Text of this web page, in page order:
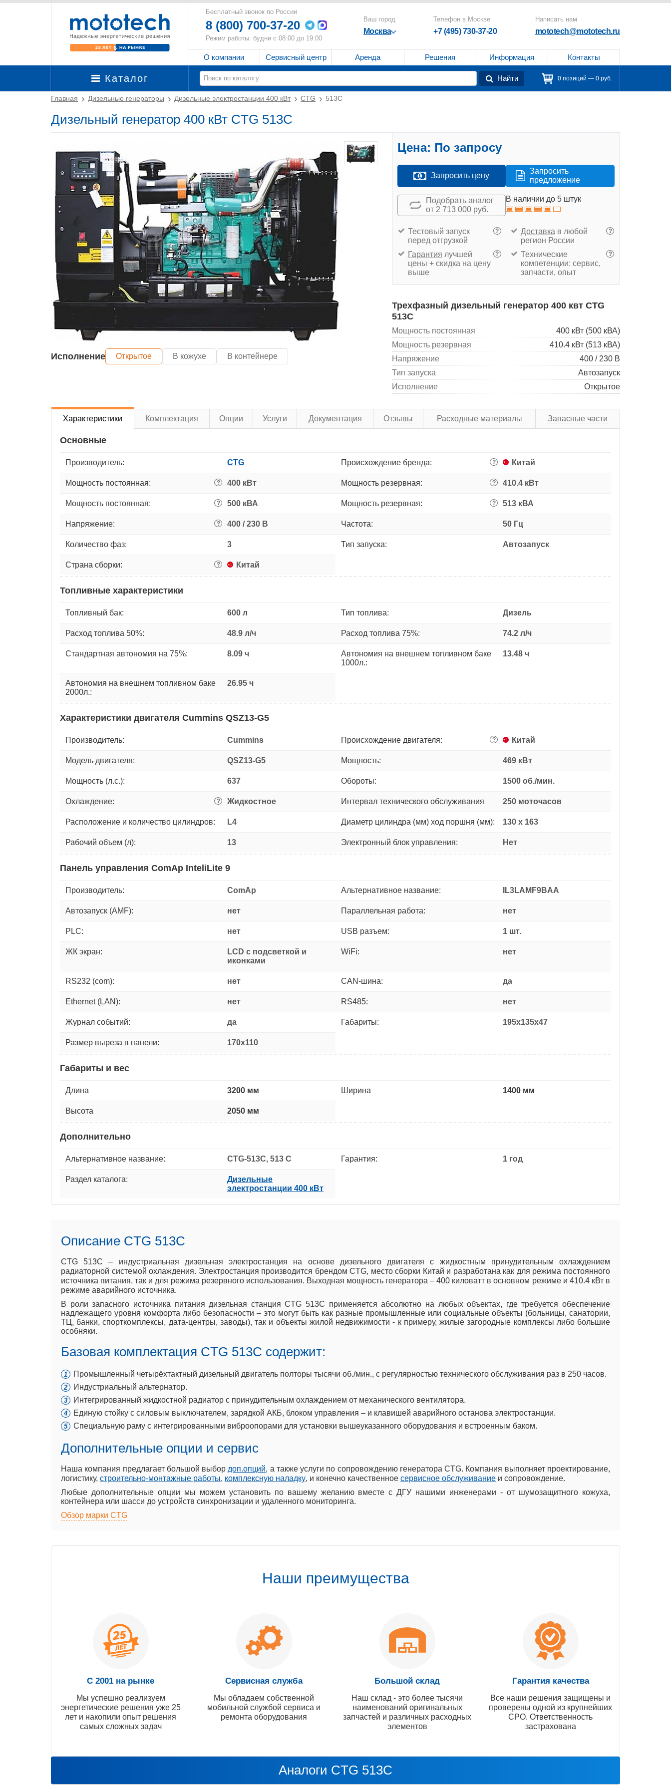
Бесплатный звонок по России
8 (800) 700-37-20
Режим работы: будни с 08:00 до 19:00
Ваш город
Москва
Телефон в Москве
+7 (495) 730-37-20
Написать нам
mototech@mototech.ru
О компании Сервисный центр Аренда Решения Информация Контакты
Каталог Найти 0 позиций — 0 руб.
Главная Дизельные генераторы Дизельные электростанции 400 кВт CTG 513C
Дизельный генератор 400 кВт CTG 513C
Исполнение Открытое В кожухе В контейнере
Цена: По запросу
Запросить цену
Запросить
предложение
Подобрать аналог
от 2 713 000 руб.
В наличии до 5 штук
?
Тестовый запуск
перед отгрузкой
?
Доставка в любой
регион России
?
Гарантия лучшей
цены + скидка на цену
выше
?
Технические
компетенции: сервис,
запчасти, опыт
Трехфазный дизельный генератор 400 квт CTG
513C
Мощность постоянная
400 кВт (500 кВА)
Мощность резервная
410.4 кВт (513 кВА)
Напряжение
400 / 230 В
Тип запуска
Автозапуск
Исполнение
Открытое
Характеристики Комплектация Опции Услуги Документация Отзывы Расходные материалы Запасные части
Основные
Производитель: CTG Происхождение бренда: ? Китай
Мощность постоянная: ? 400 кВт Мощность резервная: ? 410.4 кВт
Мощность постоянная: ? 500 кВА Мощность резервная: ? 513 кВА
Напряжение: ? 400 / 230 В Частота: 50 Гц
Количество фаз: 3 Тип запуска: Автозапуск
Страна сборки: ? Китай
Топливные характеристики
Топливный бак: 600 л Тип топлива: Дизель
Расход топлива 50%: 48.9 л/ч Расход топлива 75%: 74.2 л/ч
Стандартная автономия на 75%: 8.09 ч
Автономия на внешнем топливном баке
1000л.:
13.48 ч
Автономия на внешнем топливном баке
2000л.:
26.95 ч
Характеристики двигателя Cummins QSZ13-G5
Производитель: Cummins Происхождение двигателя: ? Китай
Модель двигателя: QSZ13-G5 Мощность: 469 кВт
Мощность (л.с.): 637 Обороты: 1500 об./мин.
Охлаждение: ? Жидкостное Интервал технического обслуживания 250 моточасов
Расположение и количество цилиндров: L4 Диаметр цилиндра (мм) ход поршня (мм): 130 х 163
Рабочий объем (л): 13 Электронный блок управления: Нет
Панель управления ComAp InteliLite 9
Производитель: ComAp Альтернативное название: IL3LAMF9BAA
Автозапуск (AMF): нет Параллельная работа: нет
PLC: нет USB разъем: 1 шт.
ЖК экран:
LCD с подсветкой и
иконками
WiFi: нет
RS232 (com): нет CAN-шина: да
Ethernet (LAN): нет RS485: нет
Журнал событий: да Габариты: 195x135x47
Размер выреза в панели: 170x110
Габариты и вес
Длина 3200 мм Ширина 1400 мм
Высота 2050 мм
Дополнительно
Альтернативное название: CTG-513C, 513 C Гарантия: 1 год
Раздел каталога:
Дизельные
электростанции 400 кВт
Описание CTG 513C
CTG 513C – индустриальная дизельная электростанция на основе дизельного двигателя с жидкостным принудительным охлаждением
радиаторной системой охлаждения. Электростанция производится брендом CTG, место сборки Китай и разработана как для режима постоянного
источника питания, так и для режима резервного использования. Выходная мощность генератора – 400 киловатт в основном режиме и 410.4 кВт в
режиме аварийного источника.
В роли запасного источника питания дизельная станция CTG 513C применяется абсолютно на любых объектах, где требуется обеспечение
надлежащего уровня комфорта либо безопасности – это могут быть как разные промышленные или социальные объекты (больницы, санатории,
ТЦ, банки, спорткомплексы, дата-центры, заводы), так и объекты жилой недвижимости - к примеру, жилые загородные комплексы либо большие
особняки.
Базовая комплектация CTG 513C содержит:
Промышленный четырёхтактный дизельный двигатель полторы тысячи об./мин., с регулярностью технического обслуживания раз в 250 часов.
Индустриальный альтернатор.
Интегрированный жидкостной радиатор с принудительным охлаждением от механического вентилятора.
Единую стойку с силовым выключателем, зарядкой АКБ, блоком управления – и клавишей аварийного останова электростанции.
Специальную раму с интегрированными виброопорами для установки вышеуказанного оборудования и встроенным баком.
Дополнительные опции и сервис
Наша компания предлагает большой выбор доп.опций, а также услуги по сопровождению генератора CTG. Компания выполняет проектирование,
логистику, строительно-монтажные работы, комплексную наладку, и конечно качественное сервисное обслуживание и сопровождение.
Любые дополнительные опции мы можем установить по вашему желанию вместе с ДГУ нашими инженерами - от шумозащитного кожуха,
контейнера или шасси до устройств синхронизации и удаленного мониторинга.
Обзор марки CTG
Наши преимущества
С 2001 на рынке
Мы успешно реализуем
энергетические решения уже 25
лет и накопили опыт решения
самых сложных задач
Сервисная служба
Мы обладаем собственной
мобильной службой сервиса и
ремонта оборудования
Большой склад
Наш склад - это более тысячи
наименований оригинальных
запчастей и различных расходных
элементов
Гарантия качества
Все наши решения защищены и
проверены одной из крупнейших
СРО. Ответственность
застрахована
Аналоги CTG 513C